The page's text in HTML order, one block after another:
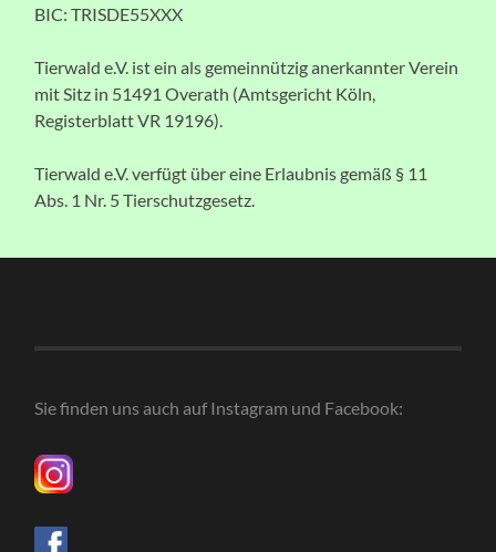
BIC: TRISDE55XXX
Tierwald e.V. ist ein als gemeinnützig anerkannter Verein
mit Sitz in 51491 Overath (Amtsgericht Köln,
Registerblatt VR 19196).
Tierwald e.V. verfügt über eine Erlaubnis gemäß § 11
Abs. 1 Nr. 5 Tierschutzgesetz.
Sie finden uns auch auf Instagram und Facebook: